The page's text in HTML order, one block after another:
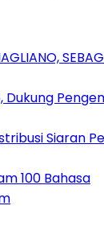
Dukung
Siaran
100 Bahasa